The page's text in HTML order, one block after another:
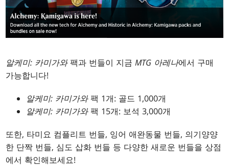
알케미: 카미가와팩과 번들이 지금MTG 아레나에서 구매
가능합니다!
알케미: 카미가와팩 1개: 골드 1,000개
알케미: 카미가와팩 15개: 보석 3,000개
또한, 타미요 컴플리트 번들, 잉어 애완동물 번들, 의기양양
한 단짝 번들, 심도 삽화 번들 등 다양한 새로운 번들을 상점
에서 확인해보세요!